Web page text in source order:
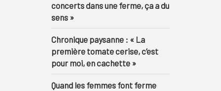
concerts dans une ferme, ça a du
sens »
Chronique paysanne : « La
première tomate cerise, c’est
pour moi, en cachette »
Quand les femmes font ferme